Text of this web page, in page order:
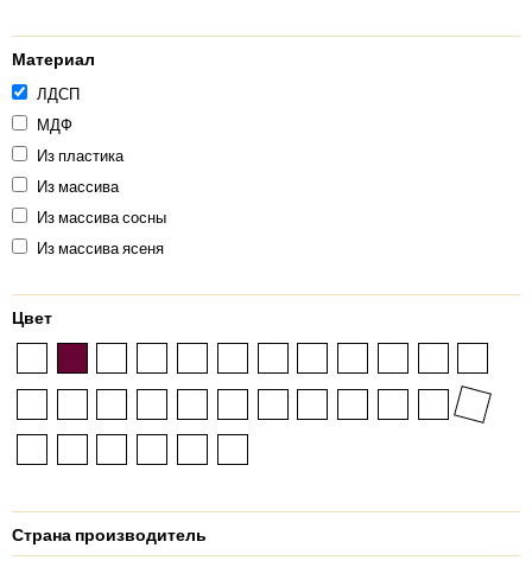
Материал
ЛДСП
МДФ
Из пластика
Из массива
Из массива сосны
Из массива ясеня
Цвет
Страна производитель